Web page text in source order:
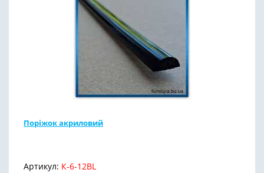
Поріжок акриловий
Артикул: К-6-12BL